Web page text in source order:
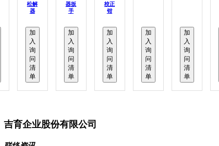
松解
器
加
入
询
问
清
单
器扳
手
加
入
询
问
清
单
校正
钳
加
入
询
问
清
单
加
入
询
问
清
单
加
入
询
问
清
单
吉育企业股份有限公司